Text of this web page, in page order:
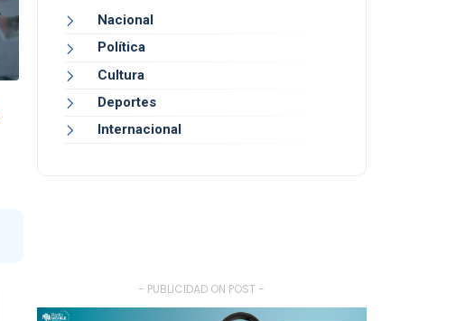
Nacional
Política
Cultura
Deportes
Internacional
- PUBLICIDAD ON POST -